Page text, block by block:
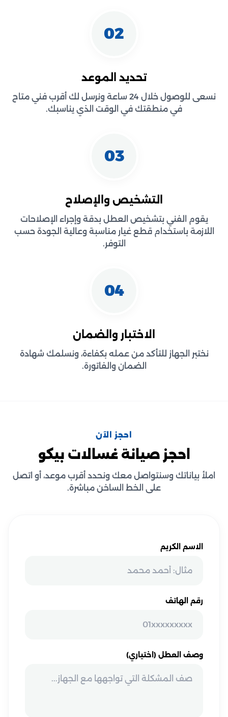
02
تحديد الموعد
نسعى للوصول خلال 24 ساعة ونرسل لك أقرب فني متاح
في منطقتك في الوقت الذي يناسبك.
03
التشخيص والإصلاح
يقوم الفني بتشخيص العطل بدقة وإجراء الإصلاحات
اللازمة باستخدام قطع غيار مناسبة وعالية الجودة حسب
التوفر.
04
الاختبار والضمان
نختبر الجهاز للتأكد من عمله بكفاءة، ونسلمك شهادة
الضمان والفاتورة.
احجز الآن
احجز صيانة غسالات بيكو
املأ بياناتك وسنتواصل معك ونحدد أقرب موعد، أو اتصل
على الخط الساخن مباشرة.
الاسم الكريم
رقم الهاتف
وصف العطل (اختياري)